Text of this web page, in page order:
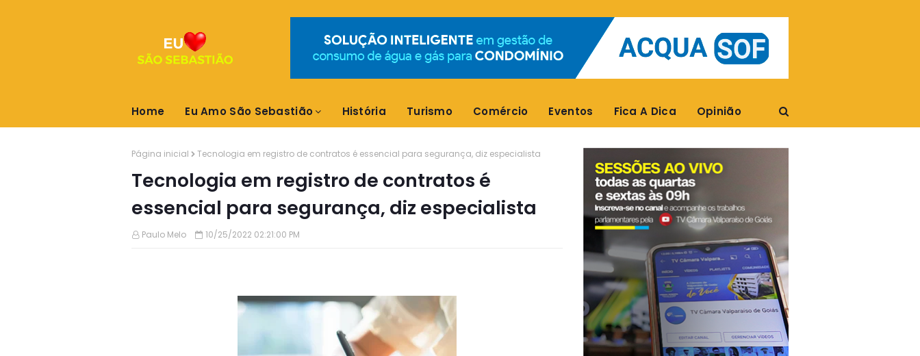
Home Eu Amo São Sebastião História Turismo Comércio Eventos Fica A Dica Opinião
Página inicial Tecnologia em registro de contratos é essencial para segurança, diz especialista
Tecnologia em registro de contratos é
essencial para segurança, diz especialista
Paulo Melo 10/25/2022 02:21:00 PM